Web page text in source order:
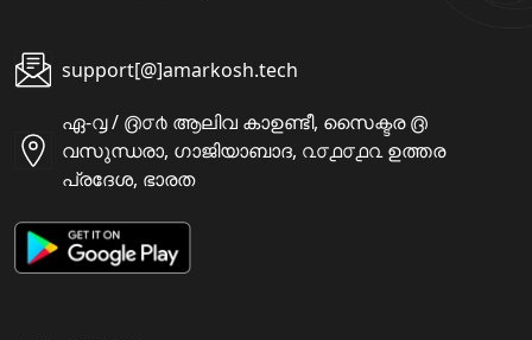
support[@]amarkosh.tech
ഏ-൮ / ൫൦൪ ആലിവ കാഉണ്ടീ, സൈക്ടര ൫
വസുന്ധരാ, ഗാജിയാബാദ, ൨൦൧൦൧൨ ഉത്തര
പ്രദേശ, ഭാരത